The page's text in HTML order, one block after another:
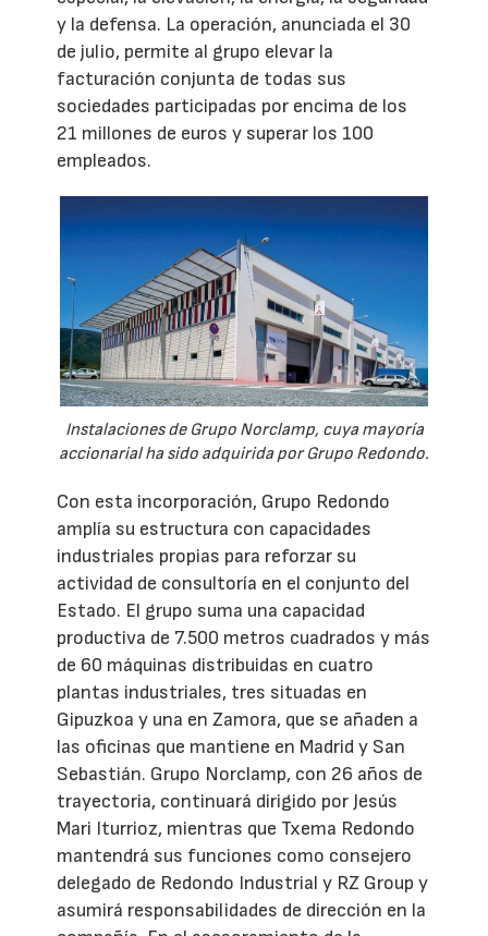
y la defensa. La operación, anunciada el 30
de julio, permite al grupo elevar la
facturación conjunta de todas sus
sociedades participadas por encima de los
21 millones de euros y superar los 100
empleados.
Instalaciones de Grupo Norclamp, cuya mayoría
accionarial ha sido adquirida por Grupo Redondo.
Con esta incorporación, Grupo Redondo
amplía su estructura con capacidades
industriales propias para reforzar su
actividad de consultoría en el conjunto del
Estado. El grupo suma una capacidad
productiva de 7.500 metros cuadrados y más
de 60 máquinas distribuidas en cuatro
plantas industriales, tres situadas en
Gipuzkoa y una en Zamora, que se añaden a
las oficinas que mantiene en Madrid y San
Sebastián. Grupo Norclamp, con 26 años de
trayectoria, continuará dirigido por Jesús
Mari Iturrioz, mientras que Txema Redondo
mantendrá sus funciones como consejero
delegado de Redondo Industrial y RZ Group y
asumirá responsabilidades de dirección en la